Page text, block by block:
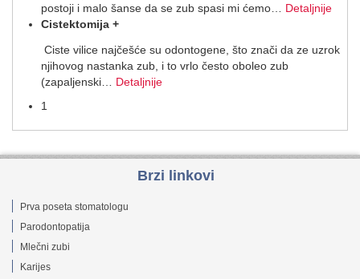
postoji i malo šanse da se zub spasi mi ćemo
Detaljnije
Cistektomija +
Ciste vilice najčešće su odontogene, što znači da ze uzrok
njihovog nastanka zub, i to vrlo često oboleo zub
(zapaljenski
Detaljnije
1
Brzi linkovi
Prva poseta stomatologu
Parodontopatija
Mlečni zubi
Karijes